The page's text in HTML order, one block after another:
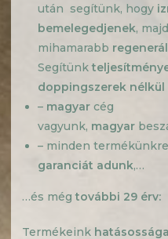
után segítünk, hogy
bemelegedjenek,
mihamarabb
Segítünk
doppingszerek nélkül
– magyar cég
vagyunk, magyar
– minden termékünkre
garanciát adunk,…
…és mégtovábbi 29 érv:
Termékeink hatásossága